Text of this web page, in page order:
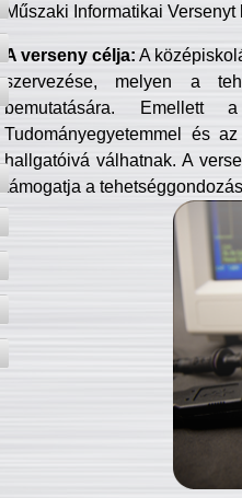
Műszaki Informatikai
A verseny célja: A
szervezése, melyen a
bemutatására. Emellett
Tudományegyetemmel és
hallgatóivá válhatnak. A
támogatja a